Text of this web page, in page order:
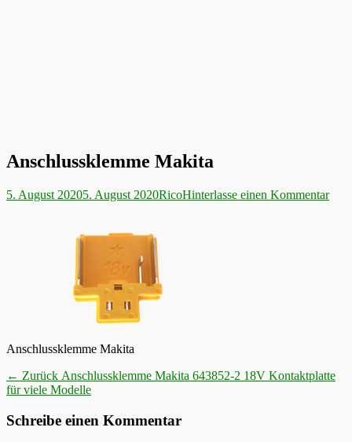
Anschlussklemme Makita
Veröffentlicht
5. August 20205. August 2020Autor
RicoHinterlasse einen Kommentar
Anschlussklemme Makita
Beitragsnavigation
← Zurück Vorheriger
Beitrag:
Anschlussklemme Makita 643852-2 18V Kontaktplatte
für viele Modelle
Schreibe einen Kommentar